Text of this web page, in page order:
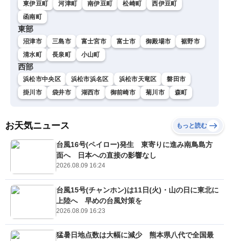
東伊豆町 河津町 南伊豆町 松崎町
西伊豆町
函南町
東部
沼津市 三島市 富士宮市 富士市 御殿場市
裾野市
清水町
長泉町 小山町
西部
浜松市中央区 浜松市浜名区 浜松市天竜区
磐田市
掛川市
袋井市 湖西市 御前崎市 菊川市 森町
お天気ニュース もっと読む
台風16号(ペイロー)発生 東寄りに進み南鳥島方
面へ 日本への直接の影響なし
2026.08.09 16:24
台風15号(チャンホン)は11日(火)・山の日に東北に
上陸へ 早めの台風対策を
2026.08.09 16:23
猛暑日地点数は大幅に減少 熊本県八代で全国最